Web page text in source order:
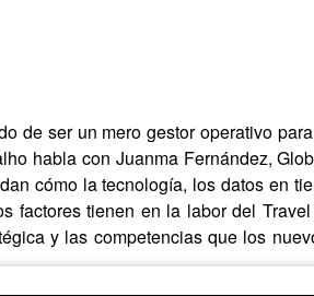
de ser un mero gestor operativo
habla con Juanma Fernández,
cómo la tecnología, los datos en
tienen en la labor del
y las competencias que los